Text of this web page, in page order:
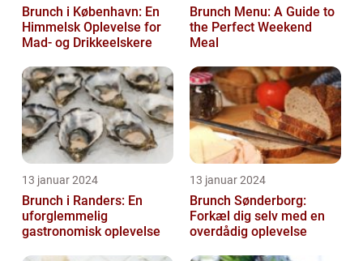
Brunch i København: En
Himmelsk Oplevelse for
Mad- og Drikkeelskere
Brunch Menu: A Guide to
the Perfect Weekend
Meal
13 januar 2024
Brunch i Randers: En
uforglemmelig
gastronomisk oplevelse
13 januar 2024
Brunch Sønderborg:
Forkæl dig selv med en
overdådig oplevelse